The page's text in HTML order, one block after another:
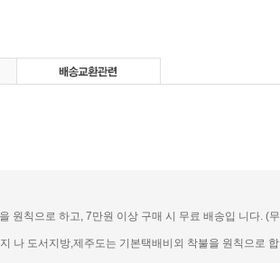
원칙으로 하고, 7만원 이상 구매 시 무료 배송입 니다.
나 도서지방,제주도는 기본택배비외 착불을 원칙으로